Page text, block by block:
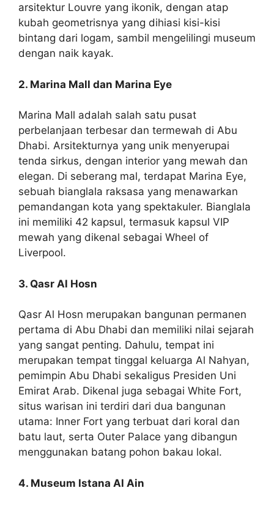
arsitektur Louvre yang ikonik, dengan atap
kubah geometrisnya yang dihiasi kisi-kisi
bintang dari logam, sambil mengelilingi museum
dengan naik kayak.
2. Marina Mall dan Marina Eye
Marina Mall adalah salah satu pusat
perbelanjaan terbesar dan termewah di Abu
Dhabi. Arsitekturnya yang unik menyerupai
tenda sirkus, dengan interior yang mewah dan
elegan. Di seberang mal, terdapat Marina Eye,
sebuah bianglala raksasa yang menawarkan
pemandangan kota yang spektakuler. Bianglala
ini memiliki 42 kapsul, termasuk kapsul VIP
mewah yang dikenal sebagai Wheel of
Liverpool.
3. Qasr Al Hosn
Qasr Al Hosn merupakan bangunan permanen
pertama di Abu Dhabi dan memiliki nilai sejarah
yang sangat penting. Dahulu, tempat ini
merupakan tempat tinggal keluarga Al Nahyan,
pemimpin Abu Dhabi sekaligus Presiden Uni
Emirat Arab. Dikenal juga sebagai White Fort,
situs warisan ini terdiri dari dua bangunan
utama: Inner Fort yang terbuat dari koral dan
batu laut, serta Outer Palace yang dibangun
menggunakan batang pohon bakau lokal.
4. Museum Istana Al Ain